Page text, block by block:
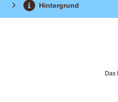
Hintergrund
Das